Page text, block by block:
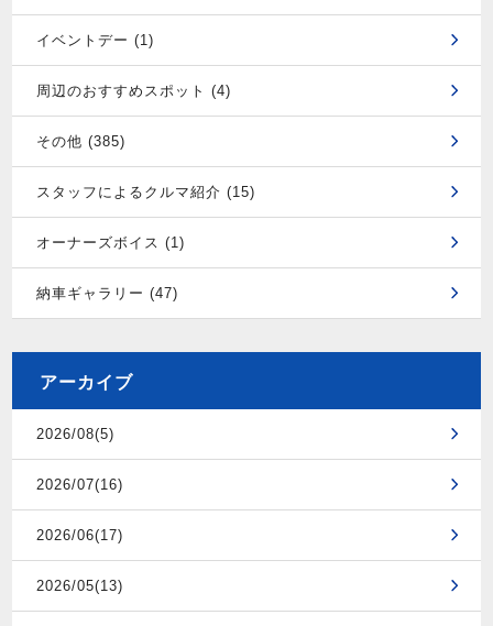
イベントデー (1)
周辺のおすすめスポット (4)
その他 (385)
スタッフによるクルマ紹介 (15)
オーナーズボイス (1)
納車ギャラリー (47)
アーカイブ
2026/08(5)
2026/07(16)
2026/06(17)
2026/05(13)